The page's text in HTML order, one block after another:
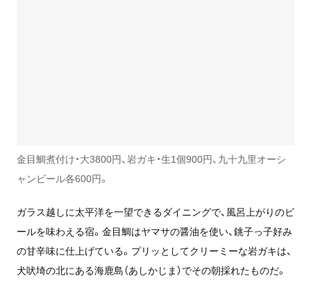
金目鯛煮付け・大3800円、岩ガキ・生1個900円、九十九里オーシ
ャンビール各600円。
ガラス越しに太平洋を一望できるダイニングで、風呂上がりのビ
ールを味わえる宿。金目鯛はヤマサの醤油を使い、銚子っ子好み
の甘辛味に仕上げている。プリッとしてクリーミーな岩ガキは、
犬吠埼の北にある海鹿島（あしかじま）でその朝採れたものだ。